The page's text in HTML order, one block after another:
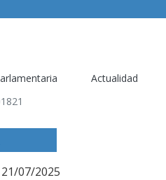
Actualidad
21/07/2025